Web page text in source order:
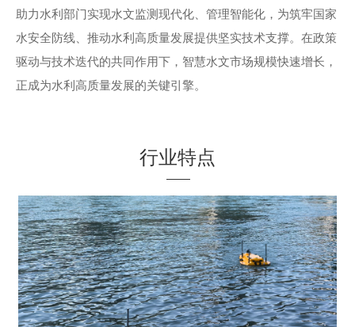
助力水利部门实现水文监测现代化、管理智能化，为筑牢国家
水安全防线、推动水利高质量发展提供坚实技术支撑。在政策
驱动与技术迭代的共同作用下，智慧水文市场规模快速增长，
正成为水利高质量发展的关键引擎。
行业特点